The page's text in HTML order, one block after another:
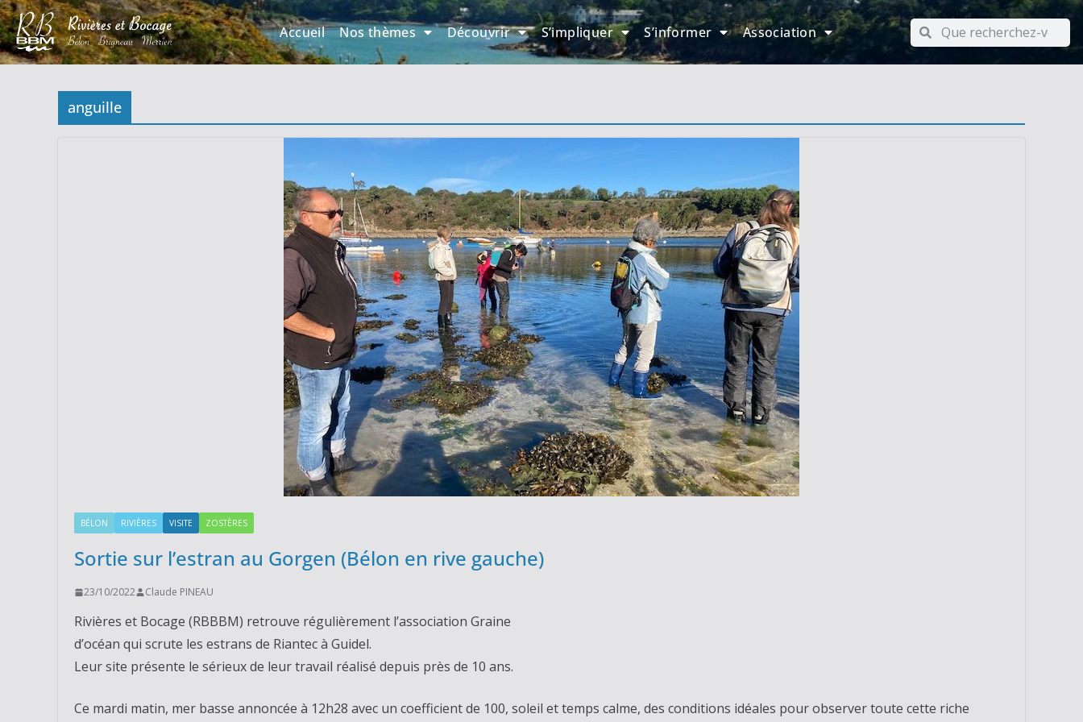
Accueil Nos thèmes Découvrir S’impliquer S’informer Association
anguille
BÉLON RIVIÈRES VISITE ZOSTÈRES
Sortie sur l’estran au Gorgen (Bélon en rive gauche)
23/10/2022 Claude PINEAU
Rivières et Bocage (RBBBM) retrouve régulièrement l’association Graine
d’océan qui scrute les estrans de Riantec à Guidel.
Leur site présente le sérieux de leur travail réalisé depuis près de 10 ans.
Ce mardi matin, mer basse annoncée à 12h28 avec un coefficient de 100, soleil et temps calme, des conditions idéales pour observer toute cette riche